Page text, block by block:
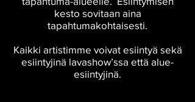
kesto sovitaan aina
tapahtumakohtaisesti.
Kaikki artistimme voivat esiintyä sekä
esiintyjinä lavashow’ssa että alue-
esiintyjinä.